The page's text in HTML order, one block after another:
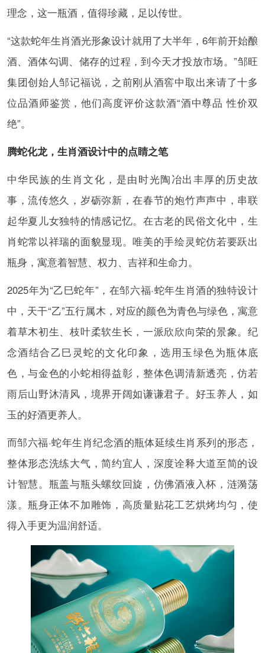
理念，这一瓶酒，值得珍藏，足以传世。
“这款蛇年生肖酒光形象设计就用了大半年，6年前开始酿
酒、酒体勾调、储存的过程，到今天才投放市场。”邹旺
集团创始人邹记福说，之前刚从酒窖中取出来请了十多
位品酒师鉴赏，他们高度评价这款酒“酒中尊品 性价双
绝”。
腾蛇化龙，生肖酒设计中的点睛之笔
中华民族的生肖文化，是由时光陶冶出丰厚的历史故
事，流传悠久，岁砺弥新，在春节的炮竹声声中，串联
起华夏儿女独特的情感记忆。在古老的民俗文化中，生
肖蛇常以祥瑞的面貌显现。唯美的手绘灵蛇仿若要跃出
瓶身，寓意着智慧、权力、吉祥和生命力。
2025年为“乙巳蛇年”，在邹六福·蛇年生肖酒的独特设计
中，天干“乙”五行属木，对应的颜色为青色与绿色，寓意
着草木初生、枝叶柔软生长，一派欣欣向荣的景象。纪
念酒结合乙巳灵蛇的文化印象，选用玉绿色为瓶体底
色，与金色的小蛇相得益彰，整体色调清新透亮，仿若
雨后山野沐清风，境界开阔如谦谦君子。好玉养人，如
玉的好酒更养人。
而邹六福·蛇年生肖纪念酒的瓶体延续生肖系列的形态，
整体形态洗练大气，简约宜人，深度诠释大道至简的设
计智慧。瓶盖与瓶头螺纹回旋，仿佛酒液入杯，涟漪荡
漾。瓶身正体不加雕饰，高质量贴花工艺烘烤均匀，使
得入手更为温润舒适。